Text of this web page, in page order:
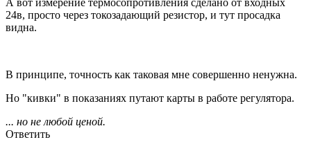
А вот измерение термосопротивления сделано от входных
24в, просто через токозадающий резистор, и тут просадка
видна.
В принципе, точность как таковая мне совершенно ненужна.
Но "кивки" в показаниях путают карты в работе регулятора.
... но не любой ценой.
Ответить